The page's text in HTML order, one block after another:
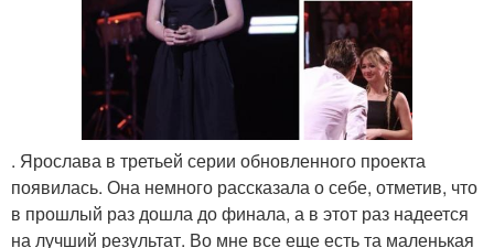
. Ярослава в третьей серии обновленного проекта
появилась. Она немного рассказала о себе, отметив, что
в прошлый раз дошла до финала, а в этот раз надеется
на лучший результат. Во мне все еще есть та маленькая